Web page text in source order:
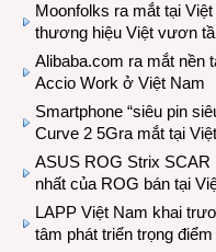
Moonfolks ra mắt tại
thương hiệu Việt vươn
Alibaba.com ra mắt nền
Accio Work ở Việt Nam
Smartphone “siêu pin
Curve 2 5Gra mắt tại
ASUS ROG Strix SCAR
nhất của ROG bán tại
LAPP Việt Nam khai
tâm phát triển trọng